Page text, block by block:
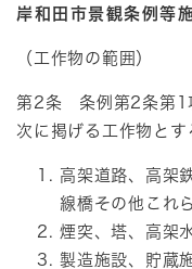
岸和田市景観条例等
（工作物の範囲）
第2条 条例第2条第1
次に掲げる工作物とす
高架道路、高架
線橋その他これ
煙突、塔、高架
製造施設、貯蔵